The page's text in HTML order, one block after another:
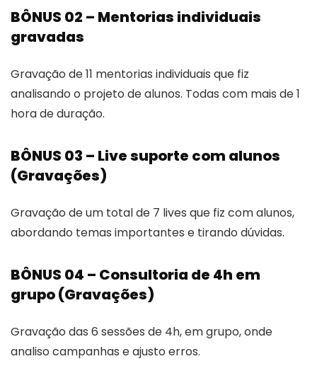
BÔNUS 02 – Mentorias individuais
gravadas
Gravação de 11 mentorias individuais que fiz
analisando o projeto de alunos. Todas com mais de 1
hora de duração.
BÔNUS 03 – Live suporte com alunos
(Gravações)
Gravação de um total de 7 lives que fiz com alunos,
abordando temas importantes e tirando dúvidas.
BÔNUS 04 – Consultoria de 4h em
grupo (Gravações)
Gravação das 6 sessões de 4h, em grupo, onde
analiso campanhas e ajusto erros.